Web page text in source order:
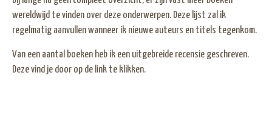
wereldwijd te vinden over deze onderwerpen. Deze lijst zal ik
regelmatig aanvullen wanneer ik nieuwe auteurs en titels tegenkom.
Van een aantal boeken heb ik een uitgebreide recensie geschreven.
Deze vind je door op de link te klikken.